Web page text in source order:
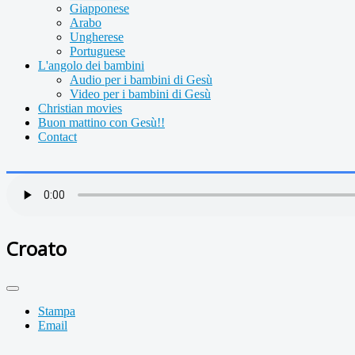
Giapponese
Arabo
Ungherese
Portuguese
L'angolo dei bambini
Audio per i bambini di Gesù
Video per i bambini di Gesù
Christian movies
Buon mattino con Gesù!!
Contact
Croato
Stampa
Email